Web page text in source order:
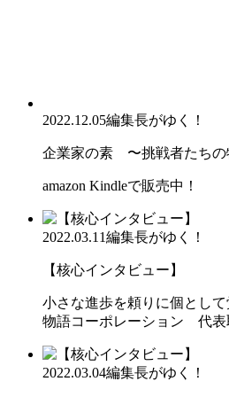
2022.12.05編集長がゆく！
企業家の素 〜挑戦者たちの
amazon Kindleで販売中！
2022.03.11編集長がゆく！
【核心インタビュー】
小さな進歩を頼りに個とし
物語コーポレーション 代
2022.03.04編集長がゆく！